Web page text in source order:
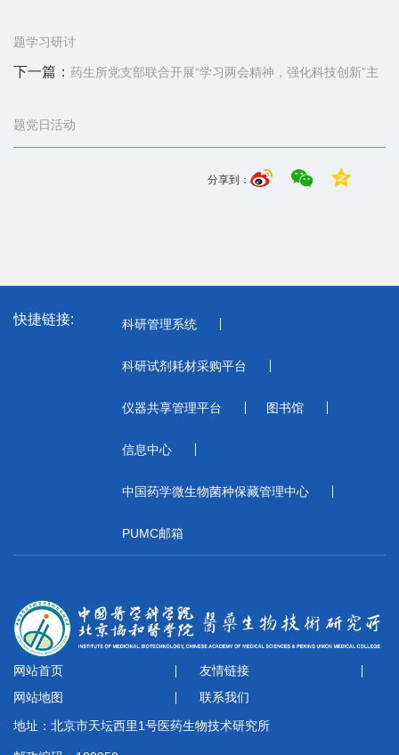
题学习研讨
下一篇： 药生所党支部联合开展“学习两会精神，强化科技创新”主
题党日活动
分享到：
快捷链接: 科研管理系统
科研试剂耗材采购平台
仪器共享管理平台 图书馆
信息中心
中国药学微生物菌种保藏管理中心
PUMC邮箱
网站首页
友情链接
网站地图
联系我们
地址：北京市天坛西里1号医药生物技术研究所